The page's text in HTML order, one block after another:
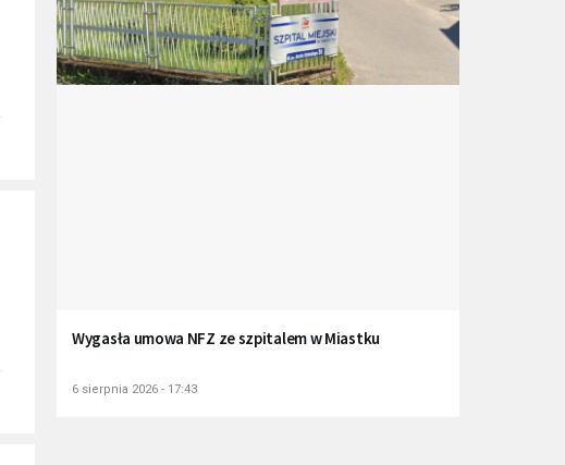
Wygasła umowa NFZ ze szpitalem w Miastku
6 sierpnia 2026 - 17:43